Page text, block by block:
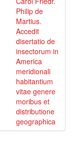
Philip de
Martius.
Accedit
disertatio de
insectorum in
America
meridionali
habitantium
vitae genere
moribus et
distributione
geographica